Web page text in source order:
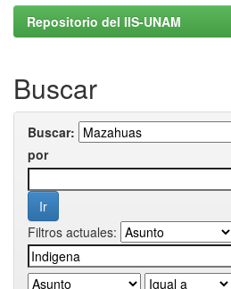
Repositorio del IIS-UNAM
Buscar
Buscar:
por
Filtros actuales: